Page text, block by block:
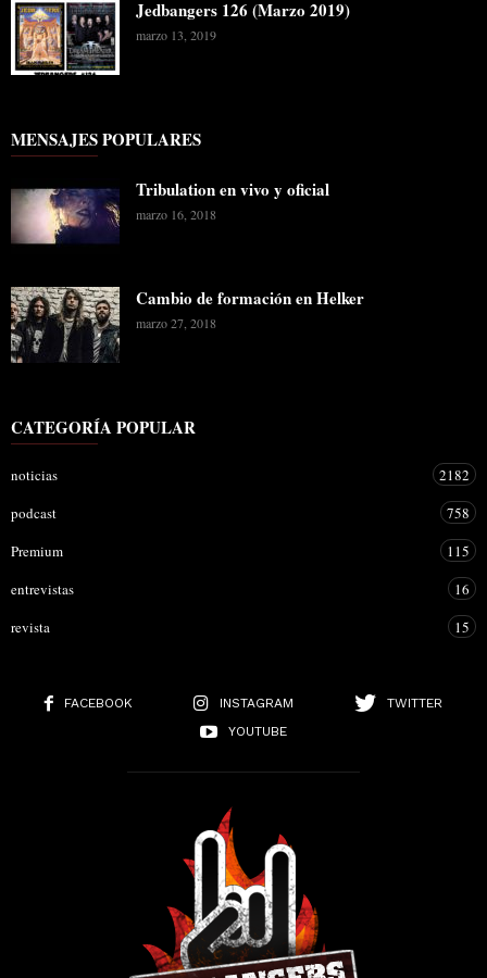
Jedbangers 126 (Marzo 2019)
marzo 13, 2019
MENSAJES POPULARES
Tribulation en vivo y oficial
marzo 16, 2018
Cambio de formación en Helker
marzo 27, 2018
CATEGORÍA POPULAR
noticias
2182
podcast
758
Premium
115
entrevistas
16
revista
15
FACEBOOK INSTAGRAM
TWITTER
YOUTUBE